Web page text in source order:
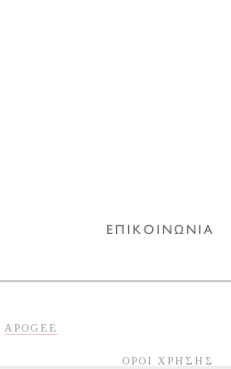
ΕΠΙΚΟΙΝΩΝΙΑ
APOGEE
ΟΡΟΙ ΧΡΗΣΗΣ